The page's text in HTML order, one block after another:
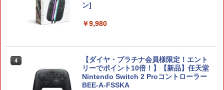
ニンテンドープリペイド番号 9000円|オ
ンラインコード版
5
ニンテンドープリペイド番号 5000円|オ
ンラインコード版
トローラー ミッドナイト ブラック(CFI-
【純正品】DualSense ワイヤレスコン
トローラー(CFI-ZCT2J)
5
【国内正規品】Thrustmaster スラスト
マスター TH8S シフター - PC、PS4、P
S5、PS5 Pro、Xbox One、Xbox Serie
s X|S 対応の高精度 H パターン シフター
￥10,780
￥8,698
ン]
￥9,980
4
【ダイヤ・プラチナ会員様限定！エント
リーでポイント10倍！】【新品】任天堂
Nintendo Switch 2 Proコントローラー
BEE-A-FSSKA